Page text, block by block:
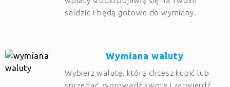
saldzie i będą gotowe do wymiany.
Wymiana waluty
Wybierz walutę, którą chcesz kupić lub